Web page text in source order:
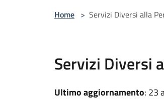
Home > Servizi Diversi alla
Servizi Diversi
Ultimo aggiornamento: 23